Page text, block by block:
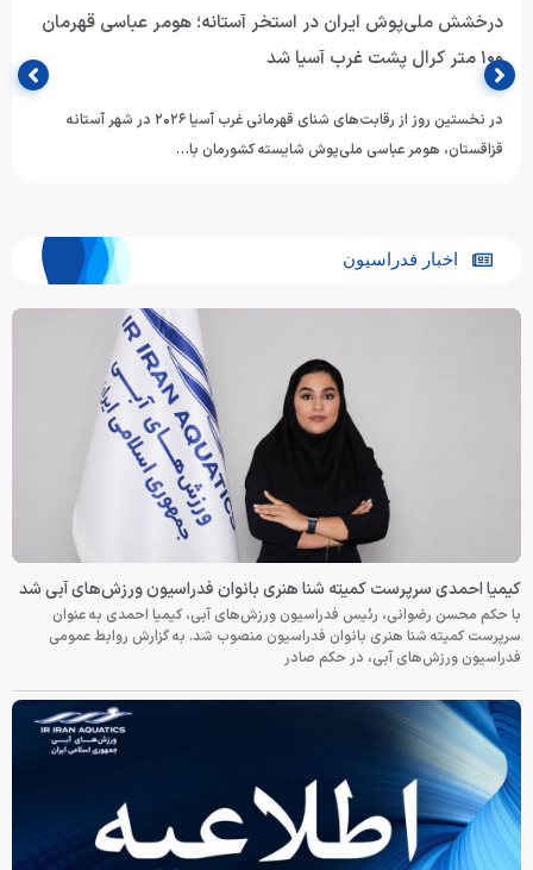
درخشش ملی‌پوش ایران در استخر آستانه؛ هومر عباسی قهرمان
۱۰۰ متر کرال پشت غرب آسیا شد
در نخستین روز از رقابت‌های شنای قهرمانی غرب آسیا ۲۰۲۶ در شهر آستانه
قزاقستان، هومر عباسی ملی‌پوش شایسته کشورمان با…
اخبار فدراسیون
کیمیا احمدی سرپرست کمیته شنا هنری بانوان فدراسیون ورزش‌های آبی شد
با حکم محسن رضوانی، رئیس فدراسیون ورزش‌های آبی، کیمیا احمدی به عنوان
سرپرست کمیته شنا هنری بانوان فدراسیون منصوب شد. به گزارش روابط عمومی
فدراسیون ورزش‌های آبی، در حکم صادر